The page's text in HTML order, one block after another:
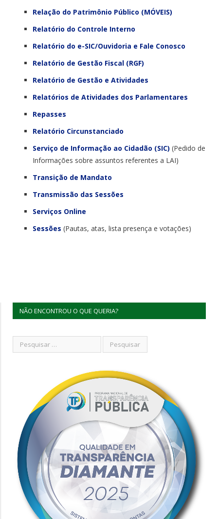
Relação do Patrimônio Público (MÓVEIS)
Relatório do Controle Interno
Relatório do e-SIC/Ouvidoria e Fale Conosco
Relatório de Gestão Fiscal (RGF)
Relatório de Gestão e Atividades
Relatórios de Atividades dos Parlamentares
Repasses
Relatório Circunstanciado
Serviço de Informação ao Cidadão (SIC) (Pedido de
Informações sobre assuntos referentes a LAI)
Transição de Mandato
Transmissão das Sessões
Serviços Online
Sessões (Pautas, atas, lista presença e votações)
NÃO ENCONTROU O QUE QUERIA?